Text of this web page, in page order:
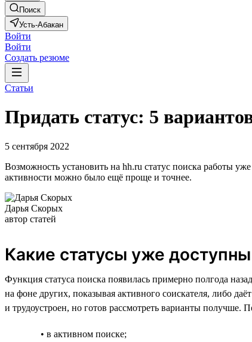
Поиск
Усть-Абакан
Войти
Войти
Создать резюме
Статьи
Придать статус: 5
5 сентября 2022
Возможность установить на hh.ru статус поиска работы
активности можно было ещё проще и точнее.
Дарья Скорых
автор статей
Какие статусы уже
Функция статуса поиска появилась примерно полгода
на фоне других, показывая активного соискателя, либо
и трудоустроен, но готов рассмотреть варианты получше.
• в активном поиске;